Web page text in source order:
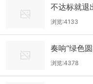
不达标就退
浏览:4133
奏响“绿色
浏览:4378